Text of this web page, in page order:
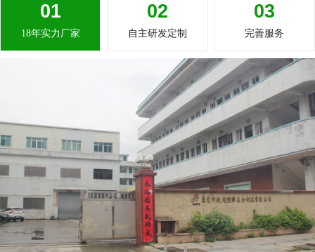
01
18年实力厂家
02
自主研发定制
03
完善服务